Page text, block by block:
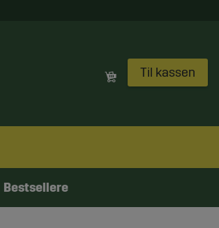
Til kassen
Bestsellere